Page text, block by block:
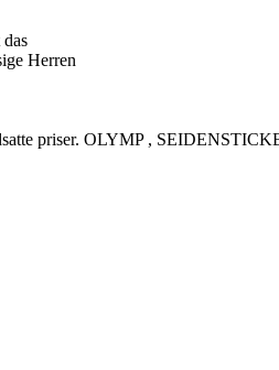
Herren
priser. OLYMP ,